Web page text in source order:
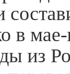
в
из